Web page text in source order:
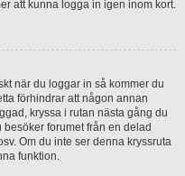
att kunna logga in igen inom kort.
när du loggar in så kommer du
förhindrar att någon annan
kryssa i rutan nästa gång du
forumet från en delad
Om du inte ser denna kryssruta
funktion.